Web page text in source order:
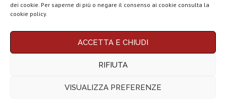
dei cookie. Per saperne di più o negare il consenso ai cookie consulta la
cookie policy.
ACCETTA E CHIUDI
RIFIUTA
VISUALIZZA PREFERENZE
Chi siamo Contatti Disclaimer Privacy policy
Tech4D di Michele Ingelido- P. IVA 04124050719
Questo blog non rappresenta una testata giornalistica in quanto viene aggiornato
Affiliazione Amazon EU, un programma che eroga ai siti una commissione
Iliad Fibra, nuova